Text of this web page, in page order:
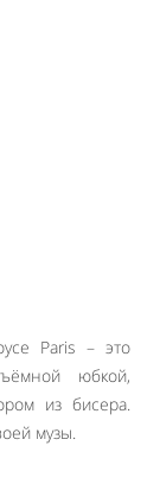
Paris – это
юбкой,
из бисера.
музы.